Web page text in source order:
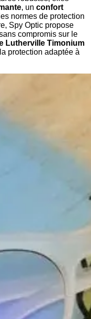
, un confort
normes de protection
Spy Optic propose
compromis sur le
Lutherville Timonium
protection adaptée à